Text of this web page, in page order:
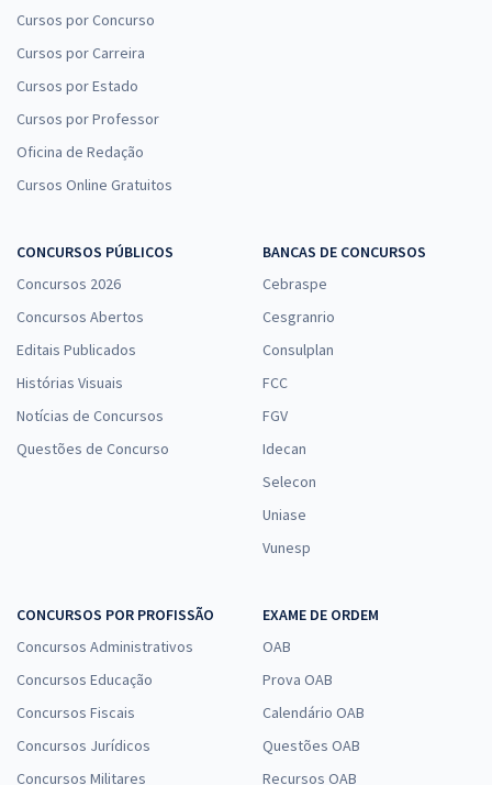
Cursos por Concurso
Cursos por Carreira
Cursos por Estado
Cursos por Professor
Oficina de Redação
Cursos Online Gratuitos
CONCURSOS PÚBLICOS
Concursos 2026
Concursos Abertos
Editais Publicados
Histórias Visuais
Notícias de Concursos
Questões de Concurso
BANCAS DE CONCURSOS
Cebraspe
Cesgranrio
Consulplan
FCC
FGV
Idecan
Selecon
Uniase
Vunesp
CONCURSOS POR PROFISSÃO
Concursos Administrativos
Concursos Educação
Concursos Fiscais
Concursos Jurídicos
Concursos Militares
EXAME DE ORDEM
OAB
Prova OAB
Calendário OAB
Questões OAB
Recursos OAB